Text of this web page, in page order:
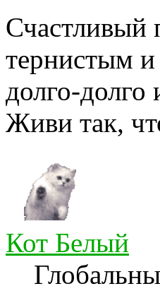
Счастливый
тернистым и
долго-долго
Живи так,
Кот Белый